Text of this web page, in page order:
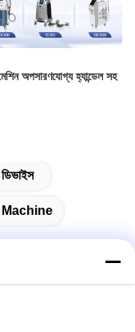
অপসারণযোগ্য হ্যান্ডেল সহ
ডিভাইস
Machine